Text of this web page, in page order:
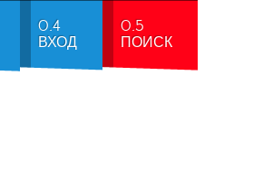
0.4
ВХОД
0.5
ПОИСК